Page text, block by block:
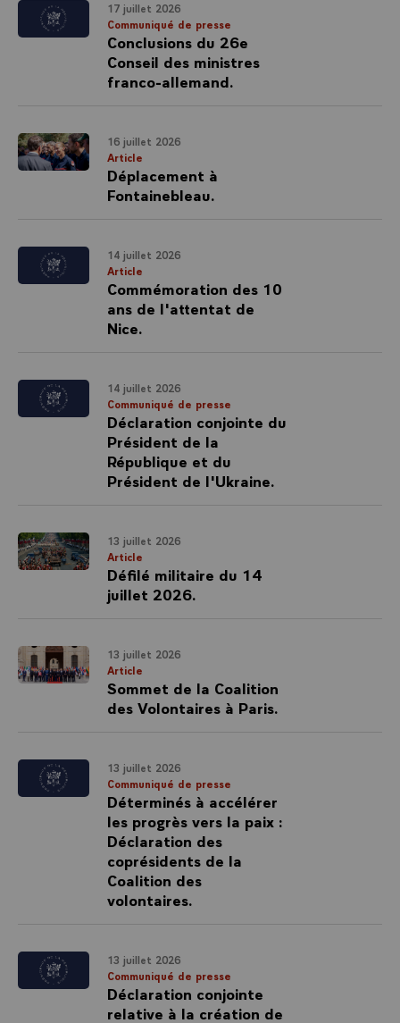
17 juillet 2026
Communiqué de presse
Conclusions du 26e
Conseil des ministres
franco-allemand.
16 juillet 2026
Article
Déplacement à
Fontainebleau.
14 juillet 2026
Article
Commémoration des 10
ans de l'attentat de
Nice.
14 juillet 2026
Communiqué de presse
Déclaration conjointe du
Président de la
République et du
Président de l'Ukraine.
13 juillet 2026
Article
Défilé militaire du 14
juillet 2026.
13 juillet 2026
Article
Sommet de la Coalition
des Volontaires à Paris.
13 juillet 2026
Communiqué de presse
Déterminés à accélérer
les progrès vers la paix :
Déclaration des
coprésidents de la
Coalition des
volontaires.
13 juillet 2026
Communiqué de presse
Déclaration conjointe
relative à la création de